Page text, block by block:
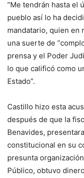
“Me tendrán hasta el
pueblo así lo ha
mandatario, quien en
una suerte de
prensa y el Poder
lo que calificó como
Estado”.
Castillo hizo esta
después de que la
Benavides,
constitucional en su
presunta
Público, obtuvo